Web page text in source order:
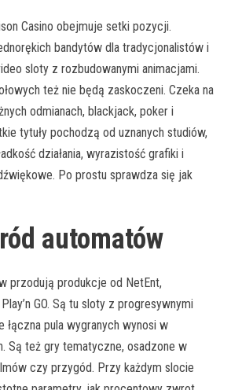
Casino obejmuje setki pozycji.
bandytów dla tradycjonalistów i
sloty z rozbudowanymi animacjami.
też nie będą zaskoczeni. Czeka na
odmianach, blackjack, poker i
tytuły pochodzą od uznanych studiów,
działania, wyrazistość grafiki i
Po prostu sprawdza się jak
automatów
przodują produkcje od NetEnt,
GO. Są tu sloty z progresywnymi
łączna pula wygranych wynosi w
Są też gry tematyczne, osadzone w
czy przygód. Przy każdym slocie